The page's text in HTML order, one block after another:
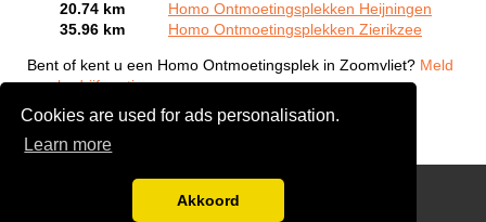
Cookies are used for ads personalisation.
Learn more
Akkoord
20.74 km
Homo Ontmoetingsplekken Heijningen
35.96 km
Homo Ontmoetingsplekken Zierikzee
Bent of kent u een Homo Ontmoetingsplek in Zoomvliet? Meld
een bedrijf gratis aan